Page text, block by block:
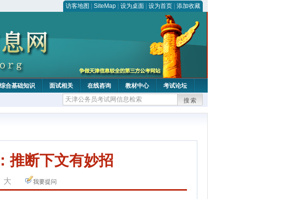
访客地图 SiteMap 设为桌面 设为首页 添加收藏
综合基础知识 面试相关 在线咨询 教材中心 考试论坛
搜索
推断下文有妙招
大 我要提问